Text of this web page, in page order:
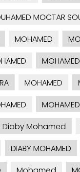
MOCTAR
MOHAMED
MOHAMED
MOHAMED
MOHAMED
Diaby Mohamed
DIABY MOHAMED